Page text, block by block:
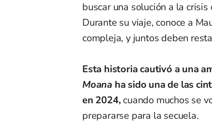
buscar una solución a la
Durante su viaje, conoce a
compleja, y juntos deben
Esta historia cautivó a una
Moana ha sido una de las
en 2024, cuando muchos se
prepararse para la secuela.